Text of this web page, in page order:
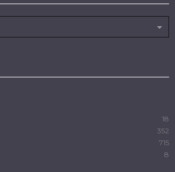
18
352
715
8